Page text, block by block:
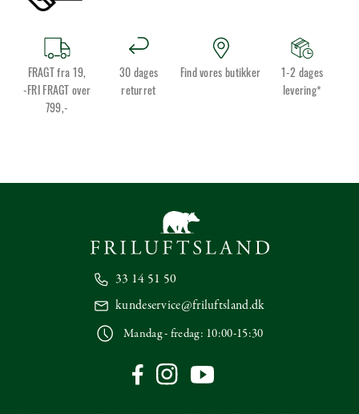
FRAGT fra 19,
-FRI FRAGT over
799,-
30 dages
returret
Find vores butikker
1-2 dages
levering*
33 14 51 50
kundeservice@friluftsland.dk
Mandag - fredag: 10:00-15:30